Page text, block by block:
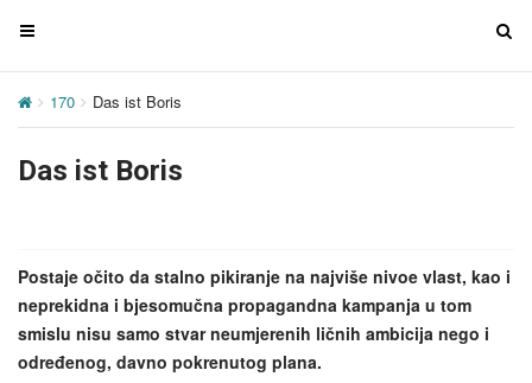
T
g
e
i
g
a
t
T
i
170 Das ist Boris
Das ist Boris
Postaje očito da stalno pikiranje na najviše nivoe vlast, kao i
neprekidna i bjesomučna propagandna kampanja u tom
smislu nisu samo stvar neumjerenih ličnih ambicija nego i
određenog, davno pokrenutog plana.